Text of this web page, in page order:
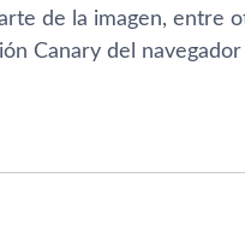
de la imagen, entre
Canary del